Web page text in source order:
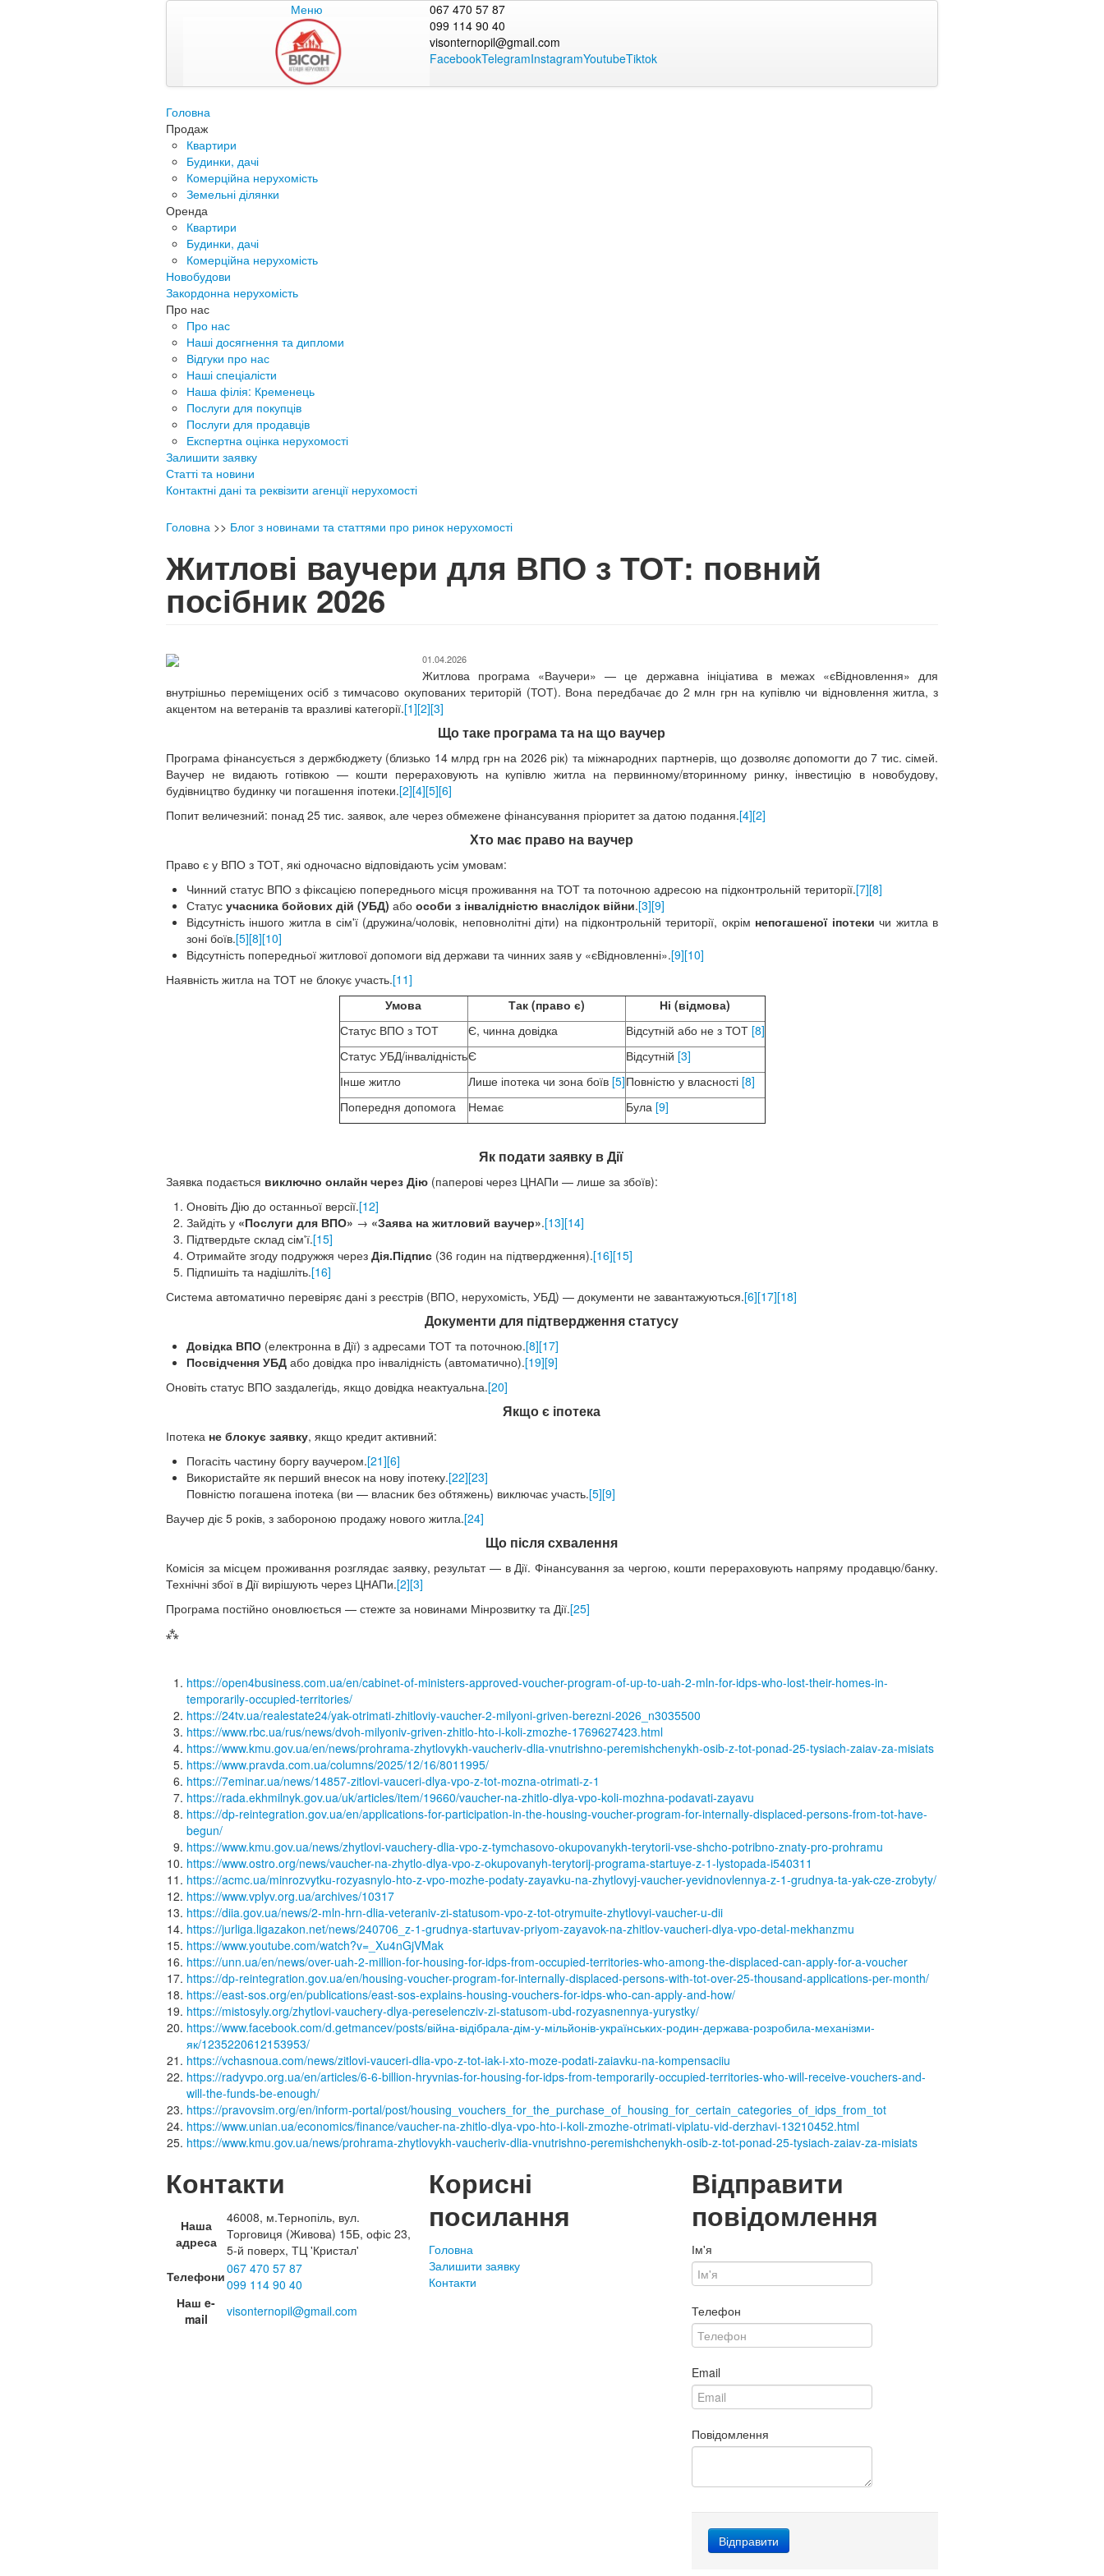
Меню
067 470 57 87
099 114 90 40
visonternopil@gmail.com
FacebookTelegramInstagramYoutubeTiktok
Головна
Продаж
Квартири
Будинки, дачі
Комерційна нерухомість
Земельні ділянки
Оренда
Квартири
Будинки, дачі
Комерційна нерухомість
Новобудови
Закордонна нерухомість
Про нас
Про нас
Наші досягнення та дипломи
Відгуки про нас
Наші спеціалісти
Наша філія: Кременець
Послуги для покупців
Послуги для продавців
Експертна оцінка нерухомості
Залишити заявку
Статті та новини
Контактні дані та реквізити агенції нерухомості
Головна >> Блог з новинами та статтями про ринок нерухомості
Житлові ваучери для ВПО з ТОТ: повний
посібник 2026
01.04.2026
Житлова програма «Ваучери» — це державна ініціатива в межах «єВідновлення» для
внутрішньо переміщених осіб з тимчасово окупованих територій (ТОТ). Вона передбачає до 2 млн грн на купівлю чи відновлення житла, з
акцентом на ветеранів та вразливі категорії.[1][2][3]
Що таке програма та на що ваучер
Програма фінансується з держбюджету (близько 14 млрд грн на 2026 рік) та міжнародних партнерів, що дозволяє допомогти до 7 тис. сімей.
Ваучер не видають готівкою — кошти перераховують на купівлю житла на первинному/вторинному ринку, інвестицію в новобудову,
будівництво будинку чи погашення іпотеки.[2][4][5][6]
Попит величезний: понад 25 тис. заявок, але через обмежене фінансування пріоритет за датою подання.[4][2]
Хто має право на ваучер
Право є у ВПО з ТОТ, які одночасно відповідають усім умовам:
Чинний статус ВПО з фіксацією попереднього місця проживання на ТОТ та поточною адресою на підконтрольній території.[7][8]
Статус учасника бойових дій (УБД) або особи з інвалідністю внаслідок війни.[3][9]
Відсутність іншого житла в сім'ї (дружина/чоловік, неповнолітні діти) на підконтрольній території, окрім непогашеної іпотеки чи житла в
зоні боїв.[5][8][10]
Відсутність попередньої житлової допомоги від держави та чинних заяв у «єВідновленні».[9][10]
Наявність житла на ТОТ не блокує участь.[11]
Умова
Так (право є)
Ні (відмова)
Статус ВПО з ТОТ
Є, чинна довідка Відсутній або не з ТОТ [8]
Статус УБД/інвалідністьЄ Відсутній [3]
Інше житло
Лише іпотека чи зона боїв [5]Повністю у власності [8]
Попередня допомога
Немає Була [9]
Як подати заявку в Дії
Заявка подається виключно онлайн через Дію (паперові через ЦНАПи — лише за збоїв):
Оновіть Дію до останньої версії.[12]
Зайдіть у «Послуги для ВПО» → «Заява на житловий ваучер».[13][14]
Підтвердьте склад сім'ї.[15]
Отримайте згоду подружжя через Дія.Підпис (36 годин на підтвердження).[16][15]
Підпишіть та надішліть.[16]
Система автоматично перевіряє дані з реєстрів (ВПО, нерухомість, УБД) — документи не завантажуються.[6][17][18]
Документи для підтвердження статусу
Довідка ВПО (електронна в Дії) з адресами ТОТ та поточною.[8][17]
Посвідчення УБД або довідка про інвалідність (автоматично).[19][9]
Оновіть статус ВПО заздалегідь, якщо довідка неактуальна.[20]
Якщо є іпотека
Іпотека не блокує заявку, якщо кредит активний:
Погасіть частину боргу ваучером.[21][6]
Використайте як перший внесок на нову іпотеку.[22][23]
Повністю погашена іпотека (ви — власник без обтяжень) виключає участь.[5][9]
Ваучер діє 5 років, з забороною продажу нового житла.[24]
Що після схвалення
Комісія за місцем проживання розглядає заявку, результат — в Дії. Фінансування за чергою, кошти перераховують напряму продавцю/банку.
Технічні збої в Дії вирішують через ЦНАПи.[2][3]
Програма постійно оновлюється — стежте за новинами Мінрозвитку та Дії.[25]
⁂
https://open4business.com.ua/en/cabinet-of-ministers-approved-voucher-program-of-up-to-uah-2-mln-for-idps-who-lost-their-homes-in-
temporarily-occupied-territories/
https://24tv.ua/realestate24/yak-otrimati-zhitloviy-vaucher-2-milyoni-griven-berezni-2026_n3035500
https://www.rbc.ua/rus/news/dvoh-milyoniv-griven-zhitlo-hto-i-koli-zmozhe-1769627423.html
https://www.kmu.gov.ua/en/news/prohrama-zhytlovykh-vaucheriv-dlia-vnutrishno-peremishchenykh-osib-z-tot-ponad-25-tysiach-zaiav-za-misiats
https://www.pravda.com.ua/columns/2025/12/16/8011995/
https://7eminar.ua/news/14857-zitlovi-vauceri-dlya-vpo-z-tot-mozna-otrimati-z-1
https://rada.ekhmilnyk.gov.ua/uk/articles/item/19660/vaucher-na-zhitlo-dlya-vpo-koli-mozhna-podavati-zayavu
https://dp-reintegration.gov.ua/en/applications-for-participation-in-the-housing-voucher-program-for-internally-displaced-persons-from-tot-have-
begun/
https://www.kmu.gov.ua/news/zhytlovi-vauchery-dlia-vpo-z-tymchasovo-okupovanykh-terytorii-vse-shcho-potribno-znaty-pro-prohramu
https://www.ostro.org/news/vaucher-na-zhytlo-dlya-vpo-z-okupovanyh-terytorij-programa-startuye-z-1-lystopada-i540311
https://acmc.ua/minrozvytku-rozyasnylo-hto-z-vpo-mozhe-podaty-zayavku-na-zhytlovyj-vaucher-yevidnovlennya-z-1-grudnya-ta-yak-cze-zrobyty/
https://www.vplyv.org.ua/archives/10317
https://diia.gov.ua/news/2-mln-hrn-dlia-veteraniv-zi-statusom-vpo-z-tot-otrymuite-zhytlovyi-vaucher-u-dii
https://jurliga.ligazakon.net/news/240706_z-1-grudnya-startuvav-priyom-zayavok-na-zhitlov-vaucheri-dlya-vpo-detal-mekhanzmu
https://www.youtube.com/watch?v=_Xu4nGjVMak
https://unn.ua/en/news/over-uah-2-million-for-housing-for-idps-from-occupied-territories-who-among-the-displaced-can-apply-for-a-voucher
https://dp-reintegration.gov.ua/en/housing-voucher-program-for-internally-displaced-persons-with-tot-over-25-thousand-applications-per-month/
https://east-sos.org/en/publications/east-sos-explains-housing-vouchers-for-idps-who-can-apply-and-how/
https://mistosyly.org/zhytlovi-vauchery-dlya-pereselencziv-zi-statusom-ubd-rozyasnennya-yurystky/
https://www.facebook.com/d.getmancev/posts/війна-відібрала-дім-у-мільйонів-українських-родин-держава-розробила-механізми-
як/1235220612153953/
https://vchasnoua.com/news/zitlovi-vauceri-dlia-vpo-z-tot-iak-i-xto-moze-podati-zaiavku-na-kompensaciiu
https://radyvpo.org.ua/en/articles/6-6-billion-hryvnias-for-housing-for-idps-from-temporarily-occupied-territories-who-will-receive-vouchers-and-
will-the-funds-be-enough/
https://pravovsim.org/en/inform-portal/post/housing_vouchers_for_the_purchase_of_housing_for_certain_categories_of_idps_from_tot
https://www.unian.ua/economics/finance/vaucher-na-zhitlo-dlya-vpo-hto-i-koli-zmozhe-otrimati-viplatu-vid-derzhavi-13210452.html
https://www.kmu.gov.ua/news/prohrama-zhytlovykh-vaucheriv-dlia-vnutrishno-peremishchenykh-osib-z-tot-ponad-25-tysiach-zaiav-za-misiats
Контакти
Наша
адреса
46008, м.Тернопіль, вул.
Торговиця (Живова) 15Б, офіс 23,
5-й поверх, ТЦ 'Кристал'
Телефони067 470 57 87
099 114 90 40
Наш e-
mail
visonternopil@gmail.com
Корисні
посилання
Головна
Залишити заявку
Контакти
Відправити
повідомлення
Ім'я
Телефон
Email
Повідомлення